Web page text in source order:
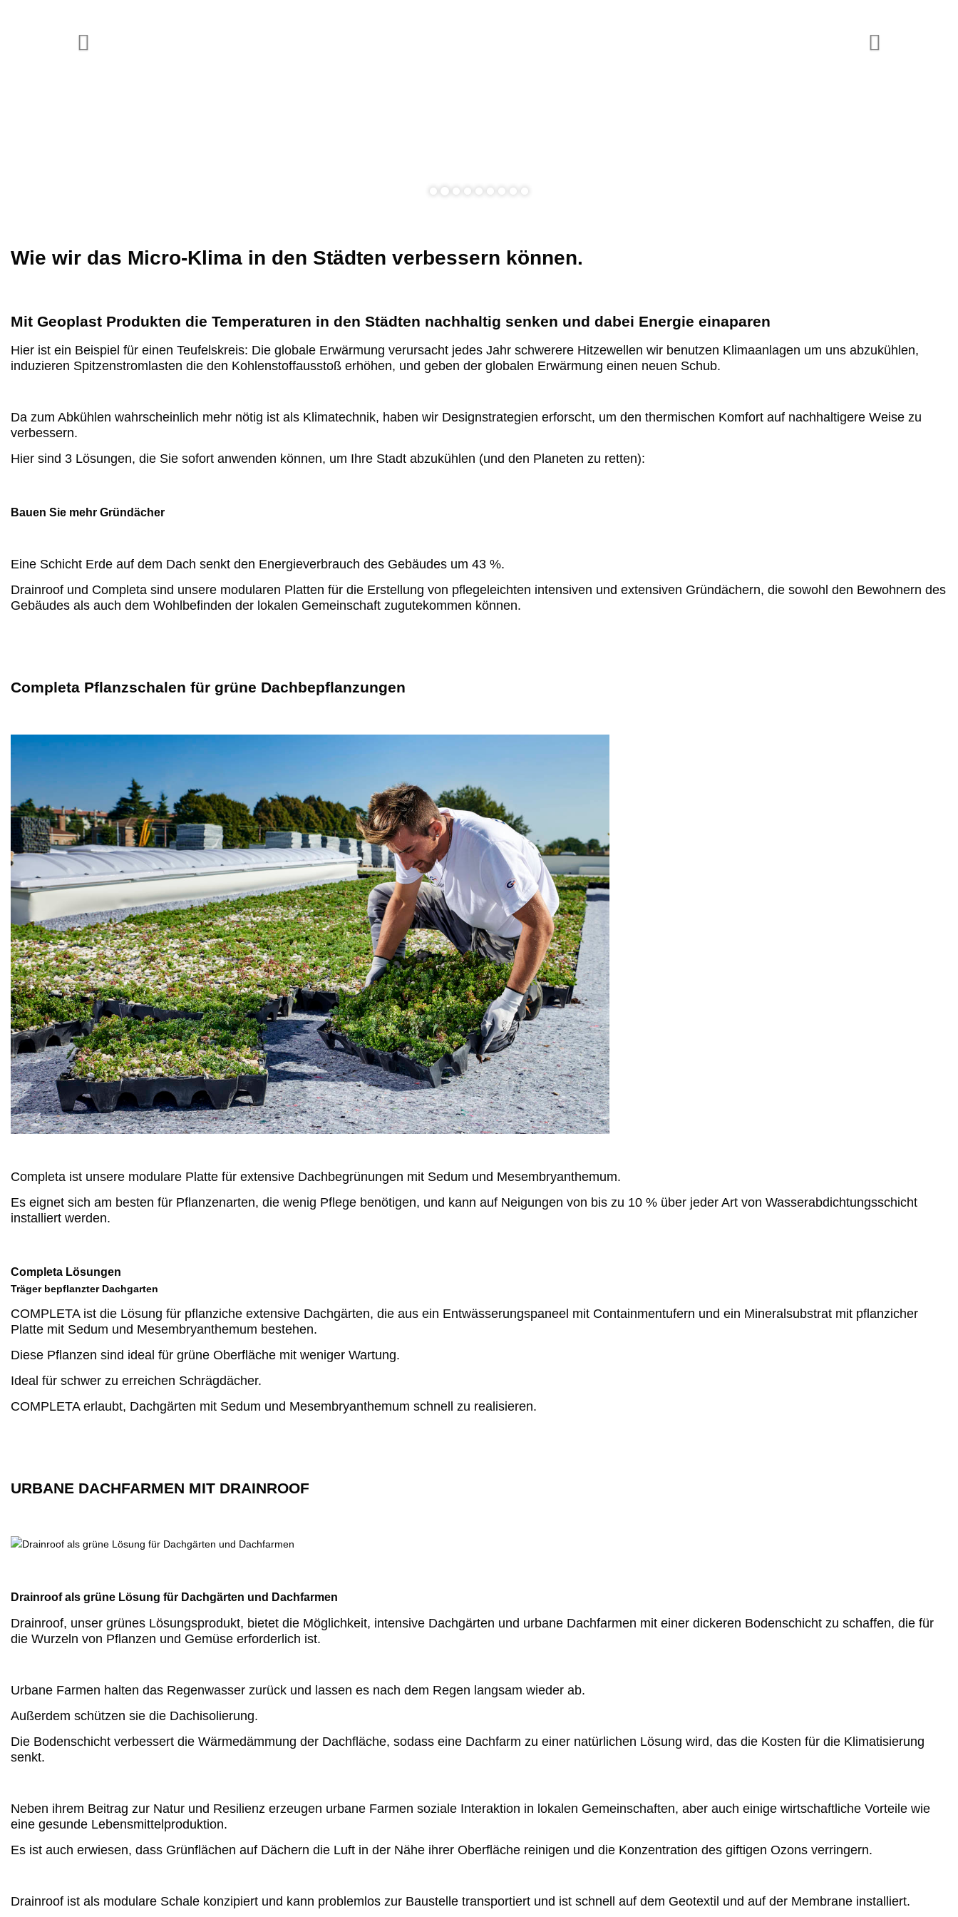
Wie wir das Micro-Klima in den Städten verbessern können.
Mit Geoplast Produkten die Temperaturen in den Städten nachhaltig senken und dabei Energie einaparen
Hier ist ein Beispiel für einen Teufelskreis: Die globale Erwärmung verursacht jedes Jahr schwerere Hitzewellen wir benutzen Klimaanlagen um uns abzukühlen,
induzieren Spitzenstromlasten die den Kohlenstoffausstoß erhöhen, und geben der globalen Erwärmung einen neuen Schub.
Da zum Abkühlen wahrscheinlich mehr nötig ist als Klimatechnik, haben wir Designstrategien erforscht, um den thermischen Komfort auf nachhaltigere Weise zu
verbessern.
Hier sind 3 Lösungen, die Sie sofort anwenden können, um Ihre Stadt abzukühlen (und den Planeten zu retten):
Bauen Sie mehr Gründächer
Eine Schicht Erde auf dem Dach senkt den Energieverbrauch des Gebäudes um 43 %.
Drainroof und Completa sind unsere modularen Platten für die Erstellung von pflegeleichten intensiven und extensiven Gründächern, die sowohl den Bewohnern des
Gebäudes als auch dem Wohlbefinden der lokalen Gemeinschaft zugutekommen können.
Completa Pflanzschalen für grüne Dachbepflanzungen
Completa ist unsere modulare Platte für extensive Dachbegrünungen mit Sedum und Mesembryanthemum.
Es eignet sich am besten für Pflanzenarten, die wenig Pflege benötigen, und kann auf Neigungen von bis zu 10 % über jeder Art von Wasserabdichtungsschicht
installiert werden.
Completa Lösungen
Träger bepflanzter Dachgarten
COMPLETA ist die Lösung für pflanziche extensive Dachgärten, die aus ein Entwässerungspaneel mit Containmentufern und ein Mineralsubstrat mit pflanzicher
Platte mit Sedum und Mesembryanthemum bestehen.
Diese Pflanzen sind ideal für grüne Oberfläche mit weniger Wartung.
Ideal für schwer zu erreichen Schrägdächer.
COMPLETA erlaubt, Dachgärten mit Sedum und Mesembryanthemum schnell zu realisieren.
URBANE DACHFARMEN MIT DRAINROOF
Drainroof als grüne Lösung für Dachgärten und Dachfarmen
Drainroof, unser grünes Lösungsprodukt, bietet die Möglichkeit, intensive Dachgärten und urbane Dachfarmen mit einer dickeren Bodenschicht zu schaffen, die für
die Wurzeln von Pflanzen und Gemüse erforderlich ist.
Urbane Farmen halten das Regenwasser zurück und lassen es nach dem Regen langsam wieder ab.
Außerdem schützen sie die Dachisolierung.
Die Bodenschicht verbessert die Wärmedämmung der Dachfläche, sodass eine Dachfarm zu einer natürlichen Lösung wird, das die Kosten für die Klimatisierung
senkt.
Neben ihrem Beitrag zur Natur und Resilienz erzeugen urbane Farmen soziale Interaktion in lokalen Gemeinschaften, aber auch einige wirtschaftliche Vorteile wie
eine gesunde Lebensmittelproduktion.
Es ist auch erwiesen, dass Grünflächen auf Dächern die Luft in der Nähe ihrer Oberfläche reinigen und die Konzentration des giftigen Ozons verringern.
Drainroof ist als modulare Schale konzipiert und kann problemlos zur Baustelle transportiert und ist schnell auf dem Geotextil und auf der Membrane installiert.